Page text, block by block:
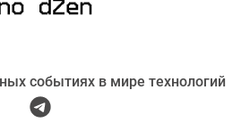
событиях в мире технологий